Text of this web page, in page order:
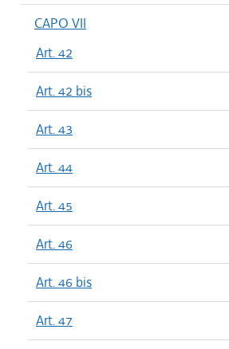
CAPO VII
Art. 42
Art. 42 bis
Art. 43
Art. 44
Art. 45
Art. 46
Art. 46 bis
Art. 47